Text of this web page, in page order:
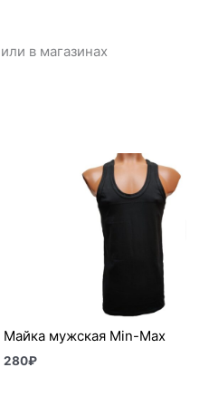
в магазинах
Майка мужская Min-Max
280₽